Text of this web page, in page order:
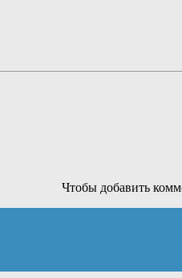
Чтобы добавить